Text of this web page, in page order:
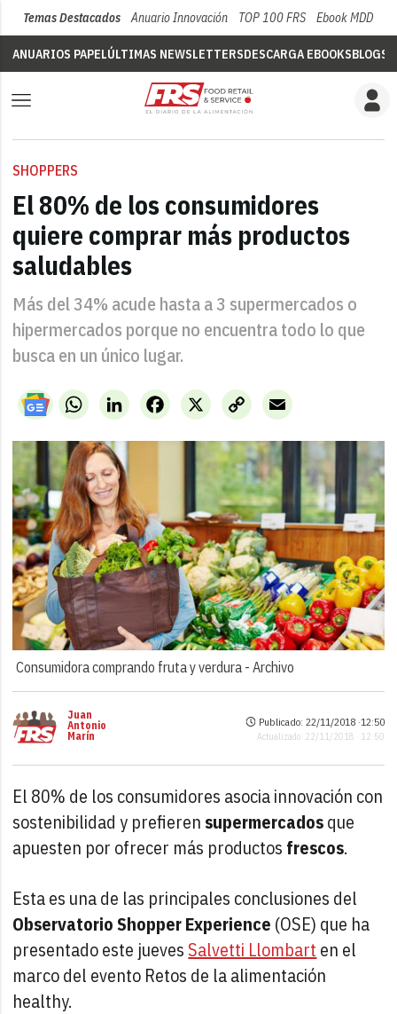
Temas Destacados Anuario Innovación TOP 100 FRS Ebook MDD
ANUARIOS PAPELÚLTIMAS NEWSLETTERSDESCARGA EBOOKSBLOGS
SHOPPERS
El 80% de los consumidores
quiere comprar más productos
saludables
Más del 34% acude hasta a 3 supermercados o
hipermercados porque no encuentra todo lo que
busca en un único lugar.
WhatsAppLinkedIn X
Facebook
Copy
Link
Email
Consumidora comprando fruta y verdura -Archivo
Juan
Antonio
Marín
Publicado: 22/11/2018 ·12:50
Actualizado: 22/11/2018 · 12:50
El 80% de los consumidores asocia innovación con
sostenibilidad y prefieren supermercadosque
apuesten por ofrecer más productos frescos.
Esta es una de las principales conclusiones del
Observatorio Shopper Experience (OSE) que ha
presentado este juevesSalvetti Llombart en el
marco del evento Retos de la alimentación
healthy.